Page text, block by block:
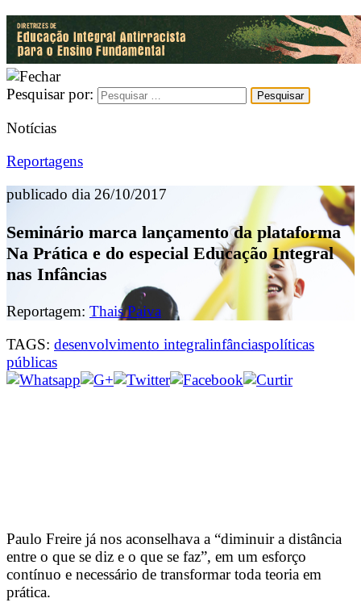
Pesquisar por:
Notícias
Reportagens
publicado dia 26/10/2017
Seminário marca lançamento da plataforma
Na Prática e do especial Educação Integral
nas Infâncias
Reportagem: Thais Paiva
TAGS: desenvolvimento integralinfânciaspolíticas
públicas
Paulo Freire já nos aconselhava a “diminuir a distância
entre o que se diz e o que se faz”, em um esforço
contínuo e necessário de transformar toda teoria em
prática.